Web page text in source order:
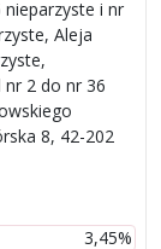
i nr
Aleja
nr 2 do nr 36
8, 42-202
3,45%